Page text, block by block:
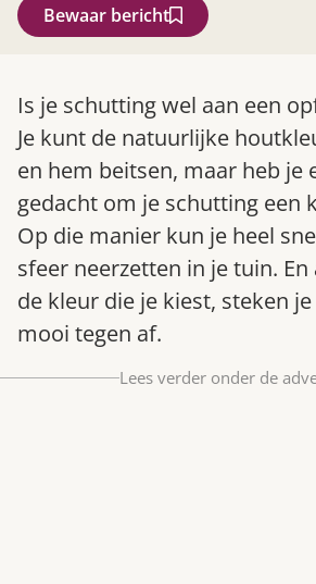
Gardeners’ World
Bestel nu
Bewaar bericht
Is je schutting wel aan een
Je kunt de natuurlijke
en hem beitsen, maar heb je
gedacht om je schutting een
Op die manier kun je heel
sfeer neerzetten in je tuin.
de kleur die je kiest, steken
mooi tegen af.
Lees verder onder de